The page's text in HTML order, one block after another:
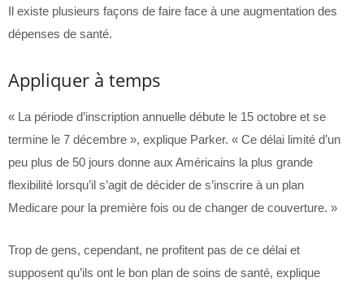
Il existe plusieurs façons de faire face à une augmentation des
dépenses de santé.
Appliquer à temps
« La période d’inscription annuelle débute le 15 octobre et se
termine le 7 décembre », explique Parker. « Ce délai limité d’un
peu plus de 50 jours donne aux Américains la plus grande
flexibilité lorsqu’il s’agit de décider de s’inscrire à un plan
Medicare pour la première fois ou de changer de couverture. »
Trop de gens, cependant, ne profitent pas de ce délai et
supposent qu’ils ont le bon plan de soins de santé, explique